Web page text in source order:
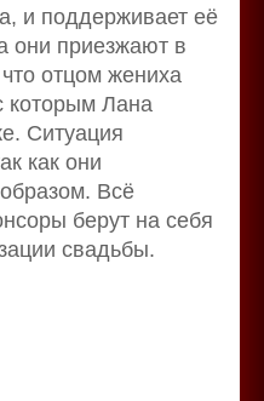
и поддерживает её
они приезжают в
отцом жениха
которым Лана
Ситуация
как они
Всё
берут на себя
свадьбы.